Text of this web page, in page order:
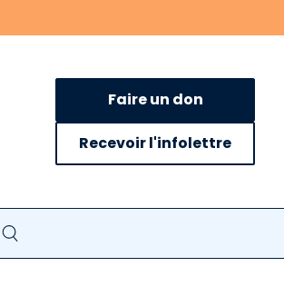
Faire un don
Recevoir l'infolettre